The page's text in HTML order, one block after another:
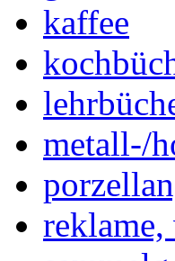
kaffee
metall-/
reklame,